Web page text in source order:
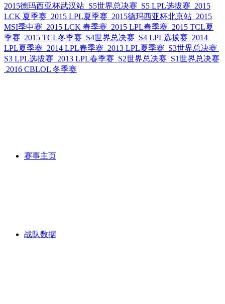
2015德玛西亚杯武汉站 S5世界总决赛 S5 LPL选拔赛 2015
LCK 夏季赛 2015 LPL夏季赛 2015德玛西亚杯北京站 2015
MSI季中赛 2015 LCK 春季赛 2015 LPL春季赛 2015 TCL夏
季赛 2015 TCL冬季赛 S4世界总决赛 S4 LPL选拔赛 2014
LPL夏季赛 2014 LPL春季赛 2013 LPL夏季赛 S3世界总决赛
S3 LPL选拔赛 2013 LPL春季赛 S2世界总决赛 S1世界总决赛
2016 CBLOL 冬季赛
赛事主页
战队数据